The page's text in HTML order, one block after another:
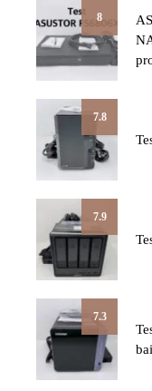
8
7.8
7.9
7.3